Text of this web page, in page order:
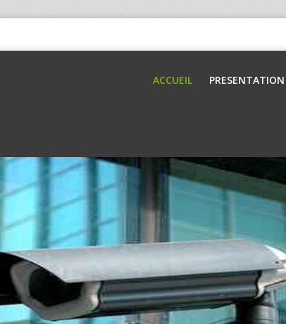
ACCUEIL PRESENTATION